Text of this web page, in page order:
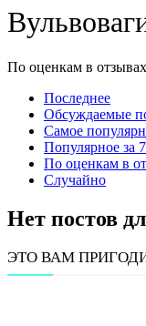
По оценкам в отзывах
Последнее
Обсуждаемые
Самое
Популярное за
По оценкам в
Случайно
Нет постов
ЭТО ВАМ